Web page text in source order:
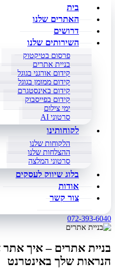
בית
האתרים שלנו
דרושים
השירותים שלנו
פרסום בטיקטוק
בניית אתרים
קידום אורגני בגוגל
קידום ממומן בגוגל
קידום באינסטגרם
קידום בפייסבוק
ימי צילום
סרטוני AI
לקוחותינו
הלקוחות שלנו
ההצלחות שלנו
סרטוני המלצה
בלוג שיווק לעסקים
אודות
צור קשר
072-393-6040
בניית אתרים – איך אתר
הנראות שלך באינטרנט